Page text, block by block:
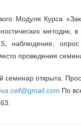
Модуля Курса
методик,
наблюдение,
проведения
семинар открыта.
По